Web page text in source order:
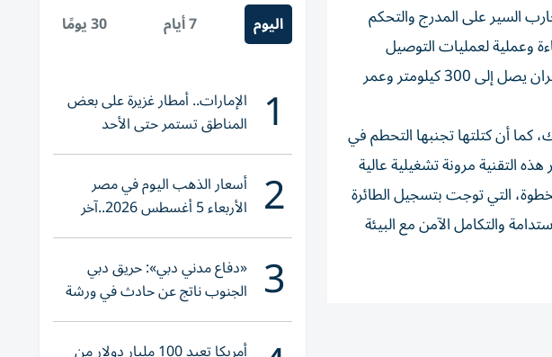
جناحها المصنوع من نسيج هوائي 8 أمتار، اجتازت تجارب السير على المدرج والتحكم
وعملية لعمليات التوصيل
للمرحلة الأخيرة، إذ يسهم خفض السرعة في تقليل استهلاك الطاقة بمقدار 64 ضعفاً، ما يسمح بمدى طيران يصل إلى 300 كيلومتر وعمر
كما أن كتلتها تجنبها التحطم في
التقنية مرونة تشغيلية عالية
التي توجت بتسجيل الطائرة
والتكامل الآمن مع البيئة
اليوم 7 أيام 30 يومًا
1 الإمارات.. أمطار غزيرة على بعض
المناطق تستمر حتى الأحد
2 أسعار الذهب اليوم في مصر
الأربعاء 5 أغسطس 2026..آخر
تحديث لعيار 21
3 «دفاع مدني دبي»: حريق دبي
الجنوب ناتج عن حادث في ورشة
ولا إصابات